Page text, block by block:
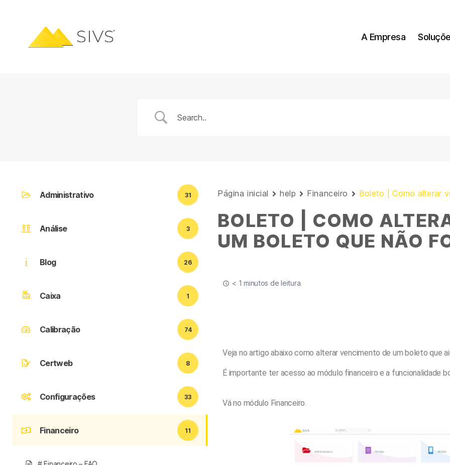
A Empresa
Administrativo 31
Análise 3
Blog 26
Caixa 1
Calibração 74
Certweb 8
Configurações 33
Financeiro 11
Página inicial help Financeiro Boleto | Como alterar
BOLETO | COMO
UM BOLETO QUE NÃO
< 1 minutos de leitura
Veja no artigo abaixo como alterar vencimento de um boleto que
É importante ter acesso ao módulo financeiro e a funcionalidade
Vá no módulo Financeiro.